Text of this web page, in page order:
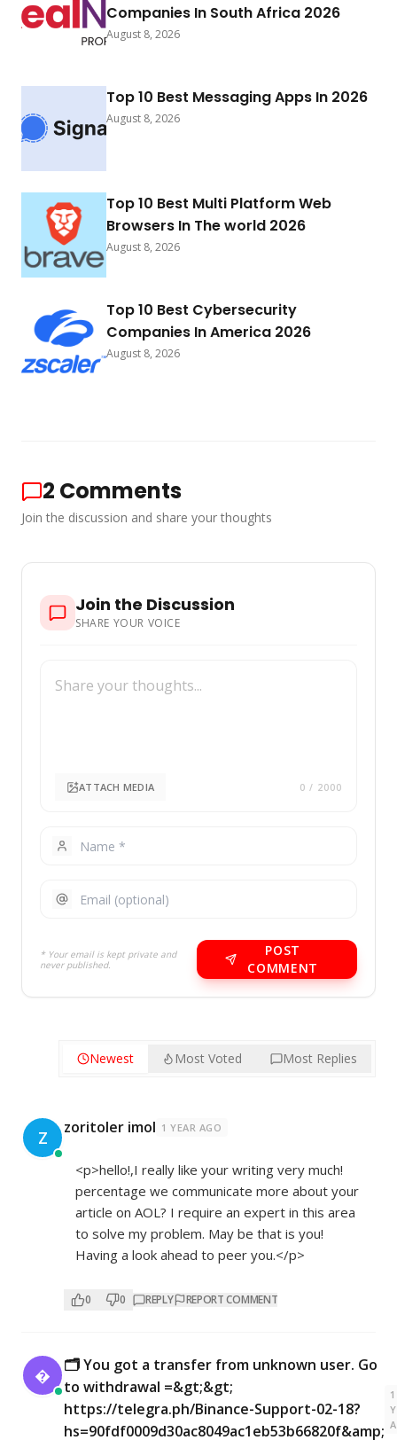
Companies In South Africa 2026
August 8, 2026
Top 10 Best Messaging Apps In 2026
August 8, 2026
Top 10 Best Multi Platform Web
Browsers In The world 2026
August 8, 2026
Top 10 Best Cybersecurity
Companies In America 2026
August 8, 2026
2 Comments
Join the discussion and share your thoughts
Join the Discussion
SHARE YOUR VOICE
ATTACH MEDIA 0 / 2000
* Your email is kept private and
never published.
POST
COMMENT
Newest Most Voted Most Replies
Z zoritoler imol 1 YEAR AGO
<p>hello!,I really like your writing very much!
percentage we communicate more about your
article on AOL? I require an expert in this area
to solve my problem. May be that is you!
Having a look ahead to peer you.</p>
0 0 REPLY REPORT COMMENT

🗂 You got a transfer from unknown user. Gо
tо withdrаwаl =&gt;&gt;
https://telegra.ph/Binance-Support-02-18?
hs=90fdf0009d30ac8049ac1eb53b66820f&amp;
1